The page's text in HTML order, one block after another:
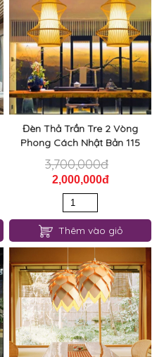
Đèn Thả Trần Tre 2 Vòng
Phong Cách Nhật Bản 115
3,700,000đ
2,000,000đ
Đèn Thả Trần Kiểu Dáng Hạt
Dẻ Độc Đáo 113
2,690,000đ